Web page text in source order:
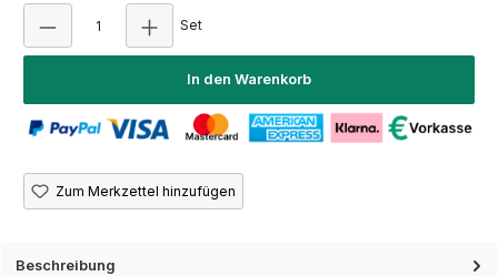
Set
In den Warenkorb
Zum Merkzettel hinzufügen
Beschreibung